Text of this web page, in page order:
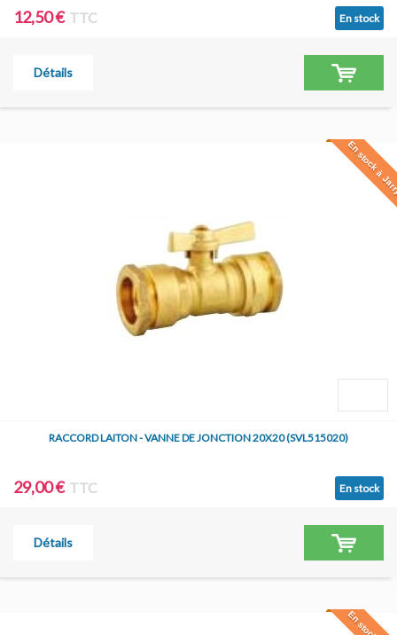
12,50 € TTC En stock
Détails
En stock à
RACCORD LAITON - VANNE DE JONCTION 20X20 (SVL515020)
29,00 € TTC En stock
Détails